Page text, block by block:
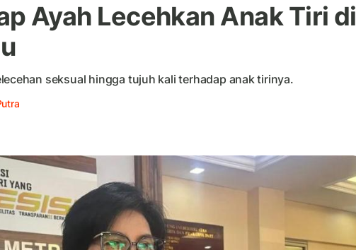
Ayah Lecehkan Anak Tiri di
seksual hingga tujuh kali terhadap anak tirinya.